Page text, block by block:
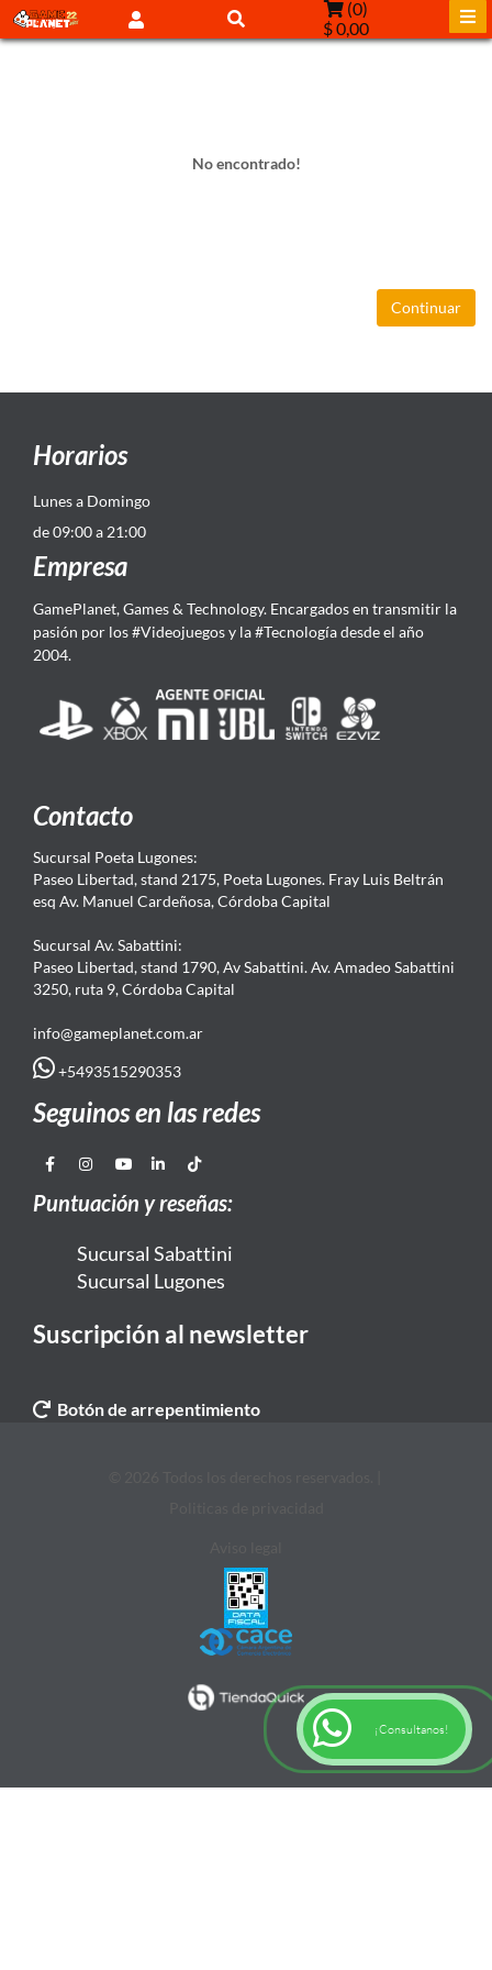
(0)
$ 0,00
No encontrado!
Continuar
Horarios
Lunes a Domingo
de 09:00 a 21:00
Empresa
GamePlanet, Games & Technology. Encargados en transmitir la
pasión por los #Videojuegos y la #Tecnología desde el año
2004.
Contacto
Sucursal Poeta Lugones:
Paseo Libertad, stand 2175, Poeta Lugones. Fray Luis Beltrán
esq Av. Manuel Cardeñosa, Córdoba Capital
Sucursal Av. Sabattini:
Paseo Libertad, stand 1790, Av Sabattini. Av. Amadeo Sabattini
3250, ruta 9, Córdoba Capital
info@gameplanet.com.ar
+5493515290353
Seguinos en las redes
Puntuación y reseñas:
Sucursal Sabattini
Sucursal Lugones
Suscripción al newsletter
Botón de arrepentimiento
¡Consultanos!